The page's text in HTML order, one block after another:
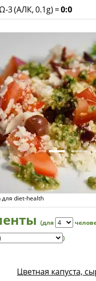
3 (АЛК, 0.1g) =0:0
diet-health
(для
)
Цветная капуста,